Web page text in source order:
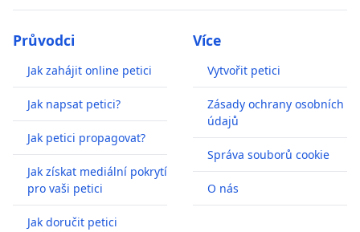
Průvodci
Jak zahájit online petici
Jak napsat petici?
Jak petici propagovat?
Jak získat mediální pokrytí
pro vaši petici
Jak doručit petici
Více
Vytvořit petici
Zásady ochrany osobních
údajů
Správa souborů cookie
O nás